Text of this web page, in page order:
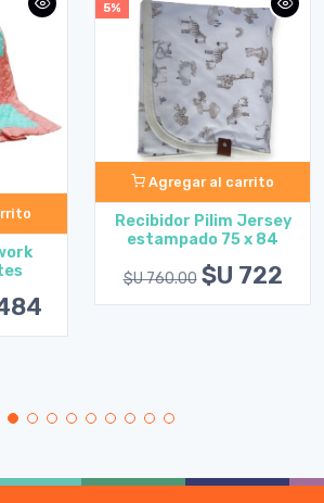
5%
Agregar al carrito
Recibidor Pilim Jersey
estampado 75 x 84
$U 760.00 $U 722